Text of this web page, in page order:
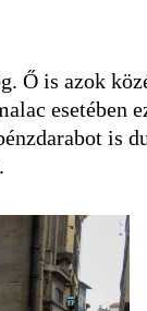
Ő is azok
esetében
is